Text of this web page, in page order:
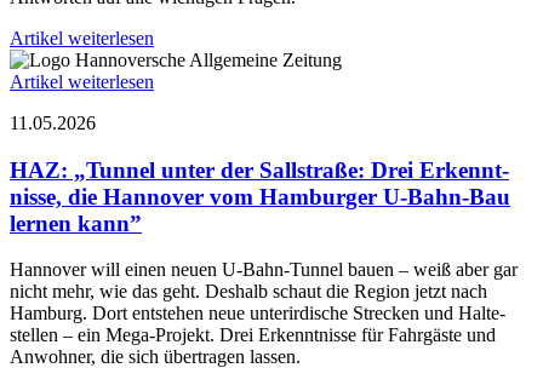
Artikel weiterlesen
Artikel weiterlesen
11.05.2026
HAZ: „Tunnel unter der Sall­straße: Drei Erkennt­
nisse, die Hannover vom Ham­burger U-Bahn-Bau
lernen kann”
Hannover will einen neuen U-Bahn-Tunnel bauen – weiß aber gar
nicht mehr, wie das geht. Deshalb schaut die Region jetzt nach
Ham­burg. Dort ent­stehen neue unter­irdische Strecken und Halte­
stellen – ein Mega-Projekt. Drei Erkennt­nisse für Fahr­gäste und
Anwohner, die sich übertragen lassen.